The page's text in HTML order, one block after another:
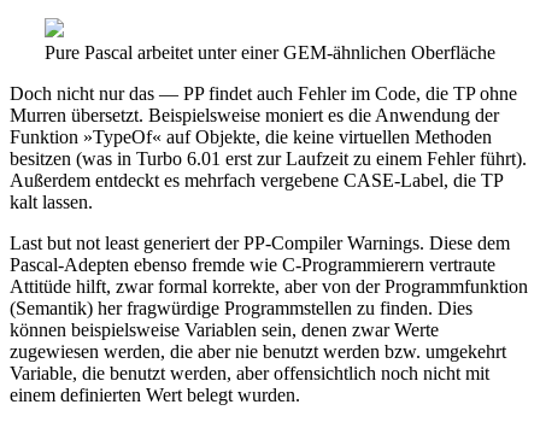
Pure Pascal arbeitet unter einer GEM-ähnlichen Oberfläche
Doch nicht nur das — PP findet auch Fehler im Code, die TP ohne
Murren übersetzt. Beispielsweise moniert es die Anwendung der
Funktion »TypeOf« auf Objekte, die keine virtuellen Methoden
besitzen (was in Turbo 6.01 erst zur Laufzeit zu einem Fehler führt).
Außerdem entdeckt es mehrfach vergebene CASE-Label, die TP
kalt lassen.
Last but not least generiert der PP-Compiler Warnings. Diese dem
Pascal-Adepten ebenso fremde wie C-Programmierern vertraute
Attitüde hilft, zwar formal korrekte, aber von der Programmfunktion
(Semantik) her fragwürdige Programmstellen zu finden. Dies
können beispielsweise Variablen sein, denen zwar Werte
zugewiesen werden, die aber nie benutzt werden bzw. umgekehrt
Variable, die benutzt werden, aber offensichtlich noch nicht mit
einem definierten Wert belegt wurden.